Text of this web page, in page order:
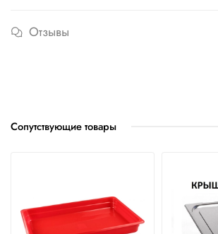
Отзывы
Сопутствующие товары